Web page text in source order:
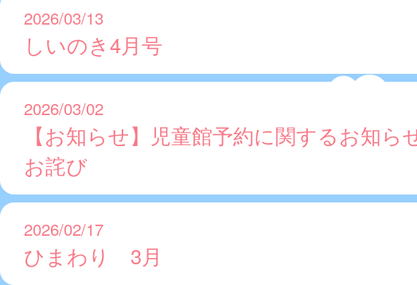
2026/03/13
しいのき4月号
2026/03/02
【お知らせ】児童館予約に関するお知ら
お詫び
2026/02/17
ひまわり 3月